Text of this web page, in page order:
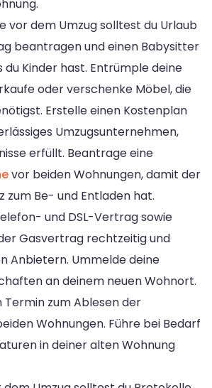
vor dem Umzug solltest du Urlaub
beantragen und einen Babysitter
du Kinder hast. Entrümple deine
oder verschenke Möbel, die
Erstelle einen Kostenplan
Umzugsunternehmen,
erfüllt. Beantrage eine
vor beiden Wohnungen, damit der
zum Be- und Entladen hat.
und DSL-Vertrag sowie
Gasvertrag rechtzeitig und
Anbietern. Ummelde deine
an deinem neuen Wohnort.
zum Ablesen der
Wohnungen. Führe bei Bedarf
in deiner alten Wohnung